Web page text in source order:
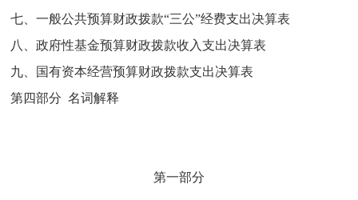
七、一般公共预算财政拨款“三公”经费支出决算表
八、政府性基金预算财政拨款收入支出决算表
九、国有资本经营预算财政拨款支出决算表
第四部分 名词解释
第一部分